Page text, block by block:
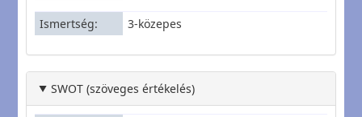
Ismertség 3-közepes
SWOT (szöveges értékelés)